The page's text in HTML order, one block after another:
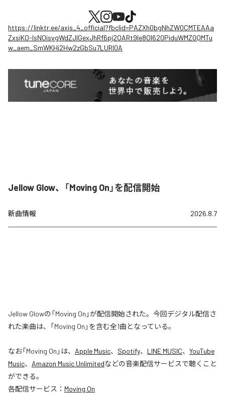
https://linktr.ee/axis_4_official?fbclid=PAZXh0bgNhZW0CMTEAAa
ZxsiKO-IsNOisvgWdZJIGexJhRf6pj2OARt9le8OI620PiduWMZ0QMTu
w_aem_SmWKHi2Hw2zGbSu7LURI0A
Jellow Glow、「Moving On」を配信開始
新曲情報 2026.8.7
Jellow Glowの「Moving On」が配信開始された。今回デジタル配信さ
れた楽曲は、「Moving On」を含む全1曲となっている。
なお「Moving On 」は、 Apple Music、 Spotify、 LINE MUSIC、 YouTube
Music、 Amazon Music Unlimitedなどの音楽配信サービスで聴くこと
ができる。
各配信サービス： Moving On